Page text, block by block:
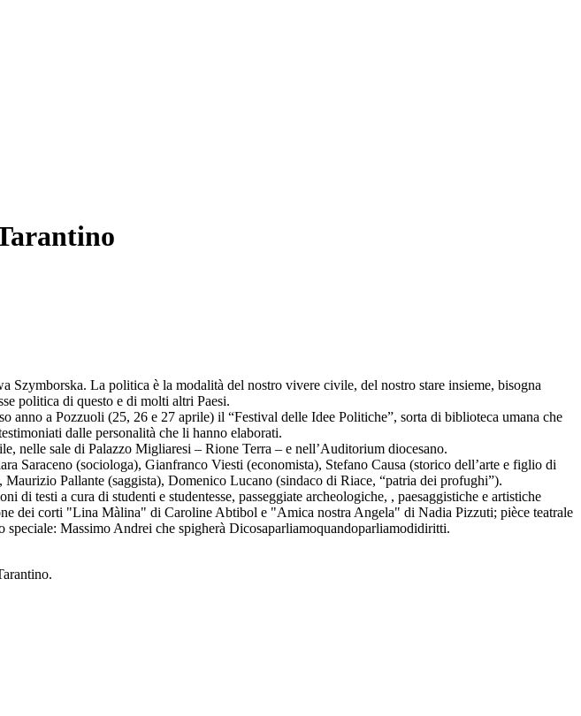
Szymborska. La politica è la modalità del nostro vivere civile, del nostro stare insieme, bisogna
politica di questo e di molti altri Paesi.
a Pozzuoli (25, 26 e 27 aprile) il “Festival delle Idee Politiche”, sorta di biblioteca umana che
dalle personalità che li hanno elaborati.
nelle sale di Palazzo Migliaresi – Rione Terra – e nell’Auditorium diocesano.
Saraceno (sociologa), Gianfranco Viesti (economista), Stefano Causa (storico dell’arte e figlio di
Pallante (saggista), Domenico Lucano (sindaco di Riace, “patria dei profughi”).
testi a cura di studenti e studentesse, passeggiate archeologiche, , paesaggistiche e artistiche
dei corti "Lina Màlina" di Caroline Abtibol e "Amica nostra Angela" di Nadia Pizzuti; pièce teatrale
Massimo Andrei che spigherà Dicosaparliamoquandoparliamodidiritti.